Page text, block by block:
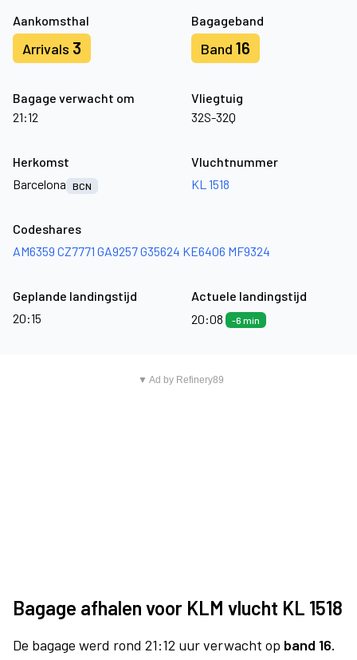
Aankomsthal
Arrivals 3
Bagageband
Band 16
Bagage verwacht om
21:12
Vliegtuig
32S-32Q
Herkomst
Barcelona
BCN
Vluchtnummer
KL 1518
Codeshares
AM6359 CZ7771 GA9257G35624 KE6406 MF9324
Geplande landingstijd
20:15
Actuele landingstijd
20:08
-6 min
▼ Ad by Refinery89
Bagage afhalen voor KLM vlucht KL 1518
De bagage werd rond 21:12 uur verwacht op band 16.